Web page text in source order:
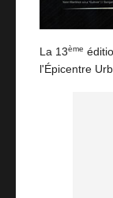
La 13ème
l'Épicentre